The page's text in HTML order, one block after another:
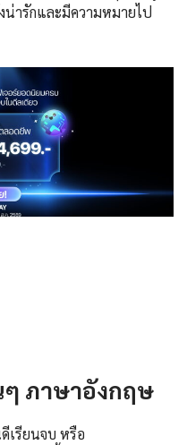
ารักและมีความหมายไป
ภาษาอังกฤษ
เรียนจบ หรือ